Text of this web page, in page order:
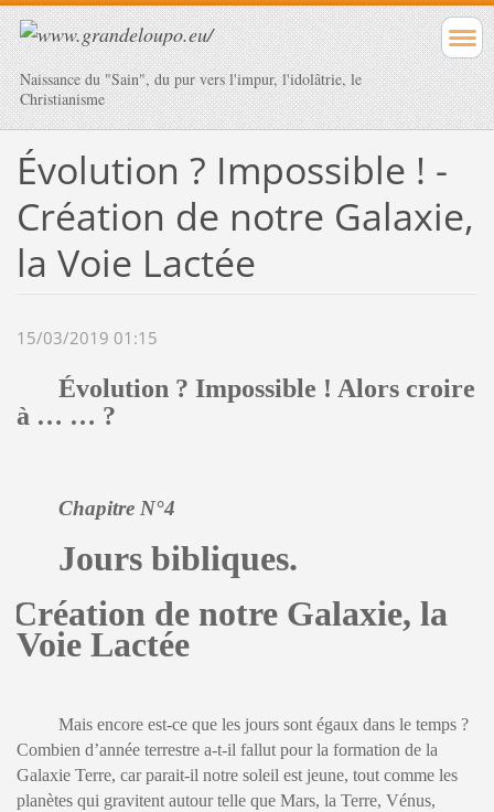
Naissance du "Sain", du pur vers l'impur, l'idolâtrie, le
Christianisme
Évolution ? Impossible ! -
Création de notre Galaxie,
la Voie Lactée
15/03/2019 01:15
Évolution ? Impossible ! Alors croire
à … … ?
Chapitre N°4
Jours bibliques.
Création de notre Galaxie, la
Voie Lactée
Mais encore est-ce que les jours sont égaux dans le temps ?
Combien d’année terrestre a-t-il fallut pour la formation de la
Galaxie Terre, car parait-il notre soleil est jeune, tout comme les
planètes qui gravitent autour telle que Mars, la Terre, Vénus,